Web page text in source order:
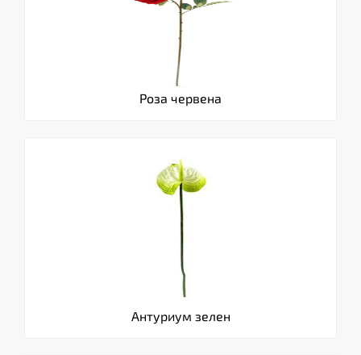
Роза червена
Антуриум зелен